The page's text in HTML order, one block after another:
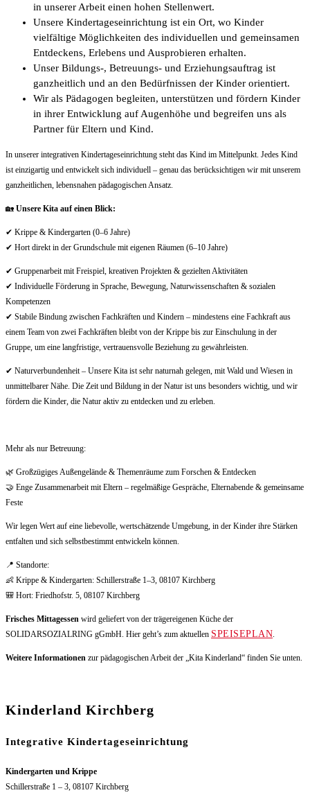
in unserer Arbeit einen hohen Stellenwert.
Unsere Kindertageseinrichtung ist ein Ort, wo Kinder
vielfältige Möglichkeiten des individuellen und gemeinsamen
Entdeckens, Erlebens und Ausprobieren erhalten.
Unser Bildungs-, Betreuungs- und Erziehungsauftrag ist
ganzheitlich und an den Bedürfnissen der Kinder orientiert.
Wir als Pädagogen begleiten, unterstützen und fördern Kinder
in ihrer Entwicklung auf Augenhöhe und begreifen uns als
Partner für Eltern und Kind.
In unserer integrativen Kindertageseinrichtung steht das Kind im Mittelpunkt. Jedes Kind
ist einzigartig und entwickelt sich individuell – genau das berücksichtigen wir mit unserem
ganzheitlichen, lebensnahen pädagogischen Ansatz.
🏡 Unsere Kita auf einen Blick:
✔ Krippe & Kindergarten (0–6 Jahre)
✔ Hort direkt in der Grundschule mit eigenen Räumen (6–10 Jahre)
✔ Gruppenarbeit mit Freispiel, kreativen Projekten & gezielten Aktivitäten
✔ Individuelle Förderung in Sprache, Bewegung, Naturwissenschaften & sozialen
Kompetenzen
✔ Stabile Bindung zwischen Fachkräften und Kindern – mindestens eine Fachkraft aus
einem Team von zwei Fachkräften bleibt von der Krippe bis zur Einschulung in der
Gruppe, um eine langfristige, vertrauensvolle Beziehung zu gewährleisten.
✔ Naturverbundenheit – Unsere Kita ist sehr naturnah gelegen, mit Wald und Wiesen in
unmittelbarer Nähe. Die Zeit und Bildung in der Natur ist uns besonders wichtig, und wir
fördern die Kinder, die Natur aktiv zu entdecken und zu erleben.
Mehr als nur Betreuung:
🌿 Großzügiges Außengelände & Themenräume zum Forschen & Entdecken
🤝 Enge Zusammenarbeit mit Eltern – regelmäßige Gespräche, Elternabende & gemeinsame
Feste
Wir legen Wert auf eine liebevolle, wertschätzende Umgebung, in der Kinder ihre Stärken
entfalten und sich selbstbestimmt entwickeln können.
📍 Standorte:
👶 Krippe & Kindergarten: Schillerstraße 1–3, 08107 Kirchberg
🎒 Hort: Friedhofstr. 5, 08107 Kirchberg
Frisches Mittagessen wird geliefert von der trägereigenen Küche der
SOLIDARSOZIALRING gGmbH. Hier geht’s zum aktuellen SPEISEPLAN.
Weitere Informationen zur pädagogischen Arbeit der „Kita Kinderland“ finden Sie unten.
Kinderland Kirchberg
Integrative Kindertageseinrichtung
Kindergarten und Krippe
Schillerstraße 1 – 3, 08107 Kirchberg